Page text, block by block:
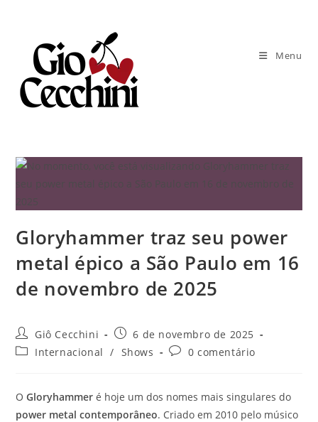
conteúdo
Menu
Gloryhammer traz seu power
metal épico a São Paulo em 16
de novembro de 2025
Autor
do
post:
Giô Cecchini
Post
publicado:
6 de novembro de 2025
Categoria
Internacional / Shows
Comentários
0 comentário
OGloryhammer é hoje um dos nomes mais singulares do
power metal contemporâneo. Criado em 2010 pelo músico